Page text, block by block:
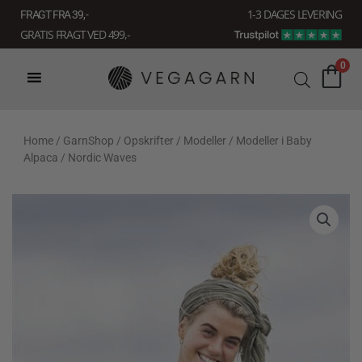
indholdet
FRAGT FRA 39, -
1-3 DAGES LEVERING
GRATIS FRAGT VED 499,-
0
Home / GarnShop / Opskrifter / Modeller / Modeller i Baby
Alpaca / Nordic Waves